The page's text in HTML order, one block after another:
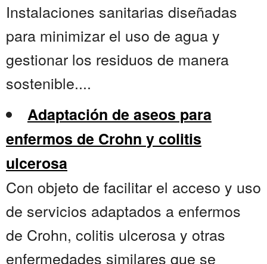
Instalaciones sanitarias diseñadas
para minimizar el uso de agua y
gestionar los residuos de manera
sostenible....
Adaptación de aseos para
enfermos de Crohn y colitis
ulcerosa
Con objeto de facilitar el acceso y uso
de servicios adaptados a enfermos
de Crohn, colitis ulcerosa y otras
enfermedades similares que se